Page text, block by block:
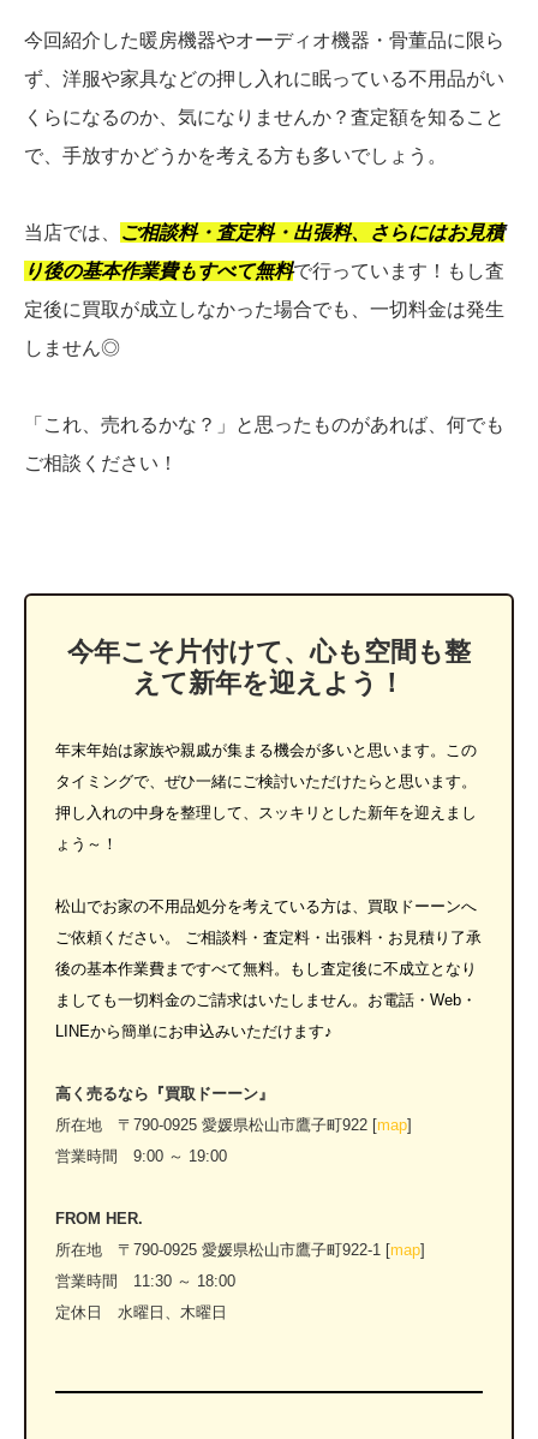
今回紹介した暖房機器やオーディオ機器・骨董品に限ら
ず、洋服や家具などの押し入れに眠っている不用品がい
くらになるのか、気になりませんか？査定額を知ること
で、手放すかどうかを考える方も多いでしょう。
当店では、
ご相談料・査定料・出張料、さらにはお見積
り後の基本作業費もすべて無料で行っています！もし査
定後に買取が成立しなかった場合でも、一切料金は発生
しません◎
「これ、売れるかな？」と思ったものがあれば、何でも
ご相談ください！
今年こそ片付けて、心も空間も整
えて新年を迎えよう！
年末年始は家族や親戚が集まる機会が多いと思います。この
タイミングで、ぜひ一緒にご検討いただけたらと思います。
押し入れの中身を整理して、スッキリとした新年を迎えまし
ょう～！
松山でお家の不用品処分を考えている方は、買取ドーーンへ
ご依頼ください。 ご相談料・査定料・出張料・お見積り了承
後の基本作業費まですべて無料。もし査定後に不成立となり
ましても一切料金のご請求はいたしません。お電話・Web・
LINEから簡単にお申込みいただけます♪
高く売るなら『買取ドーーン』
所在地 〒790-0925 愛媛県松山市鷹子町922 [map]
営業時間 9:00 ～ 19:00
FROM HER.
所在地 〒790-0925 愛媛県松山市鷹子町922-1 [map]
営業時間 11:30 ～ 18:00
定休日 水曜日、木曜日